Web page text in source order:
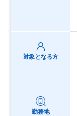
対象となる方
勤務地